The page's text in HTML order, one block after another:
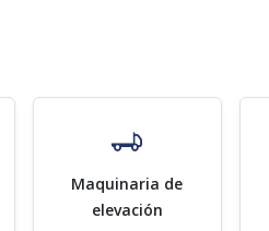
Maquinaria de
elevación